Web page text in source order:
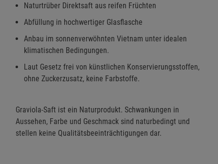
Naturtrüber Direktsaft aus reifen Früchten
Abfüllung in hochwertiger Glasflasche
Anbau im sonnenverwöhnten Vietnam unter idealen
klimatischen Bedingungen.
Laut Gesetz frei von künstlichen Konservierungsstoffen,
ohne Zuckerzusatz, keine Farbstoffe.
Graviola-Saft ist ein Naturprodukt. Schwankungen in
Aussehen, Farbe und Geschmack sind naturbedingt und
stellen keine Qualitätsbeeinträchtigungen dar.